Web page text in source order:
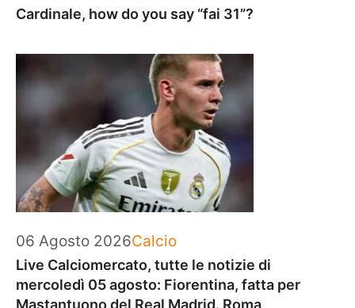
Cardinale, how do you say “fai 31”?
06 Agosto 2026Categorie
Calcio
Live Calciomercato, tutte le notizie di
mercoledì 05 agosto: Fiorentina, fatta per